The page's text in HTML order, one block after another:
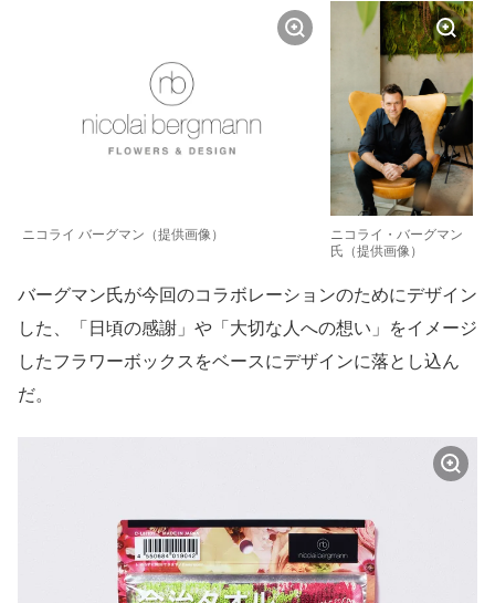
ニコライ バーグマン（提供画像）
ニコライ・バーグマン
氏（提供画像）
バーグマン氏が今回のコラボレーションのためにデザイン
した、「日頃の感謝」や「大切な人への想い」をイメージ
したフラワーボックスをベースにデザインに落とし込ん
だ。